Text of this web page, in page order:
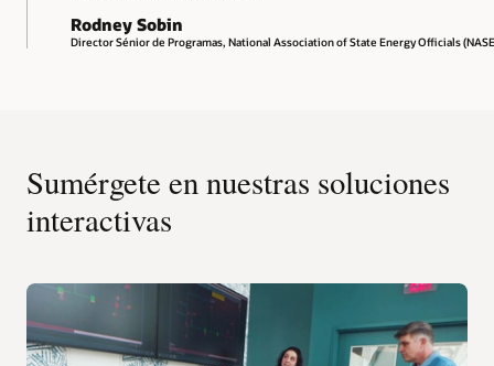
Rodney Sobin
Director Sénior de Programas, National Association of State Energy Officials
Sumérgete en nuestras soluciones
interactivas